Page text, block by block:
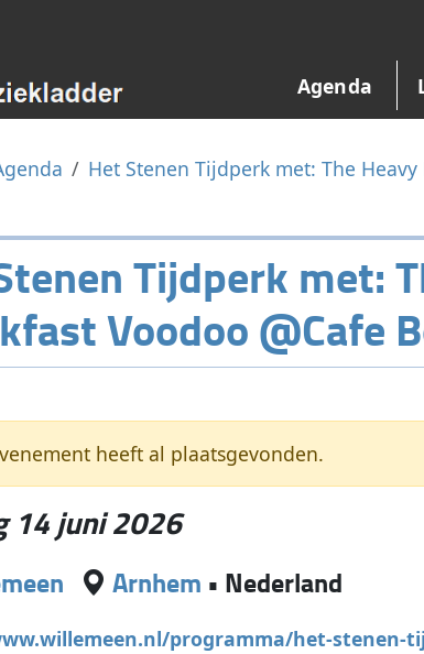
Agenda
Het Stenen Tijdperk met: The Heavy
Tijdperk met:
Voodoo @Cafe
heeft al plaatsgevonden.
14 juni 2026
Arnhem • Nederland
programma/het-stenen-